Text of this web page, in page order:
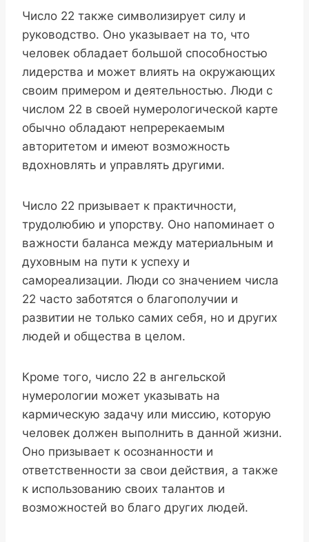
Число 22 также символизирует силу и
руководство. Оно указывает на то, что
человек обладает большой способностью
лидерства и может влиять на окружающих
своим примером и деятельностью. Люди с
числом 22 в своей нумерологической карте
обычно обладают непререкаемым
авторитетом и имеют возможность
вдохновлять и управлять другими.
Число 22 призывает к практичности,
трудолюбию и упорству. Оно напоминает о
важности баланса между материальным и
духовным на пути к успеху и
самореализации. Люди со значением числа
22 часто заботятся о благополучии и
развитии не только самих себя, но и других
людей и общества в целом.
Кроме того, число 22 в ангельской
нумерологии может указывать на
кармическую задачу или миссию, которую
человек должен выполнить в данной жизни.
Оно призывает к осознанности и
ответственности за свои действия, а также
к использованию своих талантов и
возможностей во благо других людей.